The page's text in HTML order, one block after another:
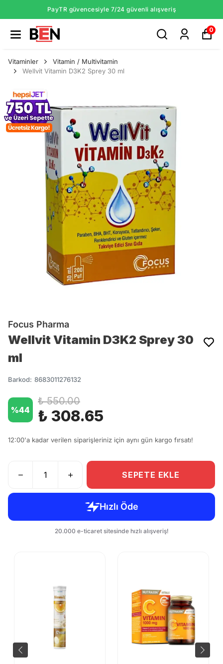
PayTR güvencesiyle 7/24 güvenli alışveriş
0
Vitaminler
Vitamin / Multivitamin
Wellvit Vitamin D3K2 Sprey 30 ml
Focus Pharma
Wellvit Vitamin D3K2 Sprey 30
ml
Barkod: 8683011276132
%44
₺ 550.00
₺ 308.65
12:00'a kadar verilen siparişleriniz için aynı gün kargo fırsatı!
SEPETE EKLE